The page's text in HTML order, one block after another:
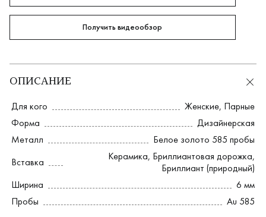
Получить видеообзор
ОПИСАНИЕ
Для кого Женские, Парные
Форма
Дизайнерская
Металл
Белое золото 585 пробы
Вставка
Керамика, Бриллиантовая дорожка,
Бриллиант (природный)
Ширина
6 мм
Пробы
Au 585